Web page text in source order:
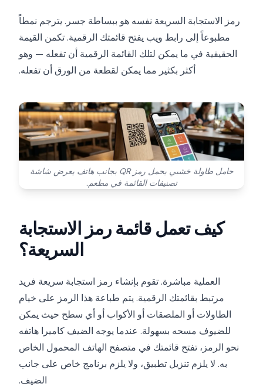
رمز الاستجابة السريعة نفسه هو ببساطة جسر. يترجم نمطاً
مطبوعاً إلى رابط ويب يفتح قائمتك الرقمية. تكمن القيمة
الحقيقية في ما يمكن لتلك القائمة الرقمية أن تفعله — وهو
أكثر بكثير مما يمكن لقطعة من الورق أن تفعله.
حامل طاولة خشبي يحمل رمز QR بجانب هاتف يعرض شاشة
تصنيفات القائمة في مطعم.
كيف تعمل قائمة رمز الاستجابة
السريعة؟
العملية مباشرة. تقوم بإنشاء رمز استجابة سريعة فريد
مرتبط بقائمتك الرقمية. يتم طباعة هذا الرمز على خيام
الطاولات أو الملصقات أو الأكواب أو أي سطح حيث يمكن
للضيوف مسحه بسهولة. عندما يوجه الضيف كاميرا هاتفه
نحو الرمز، تفتح قائمتك في متصفح الهاتف المحمول الخاص
به. لا يلزم تنزيل تطبيق، ولا يلزم برنامج خاص على جانب
الضيف.